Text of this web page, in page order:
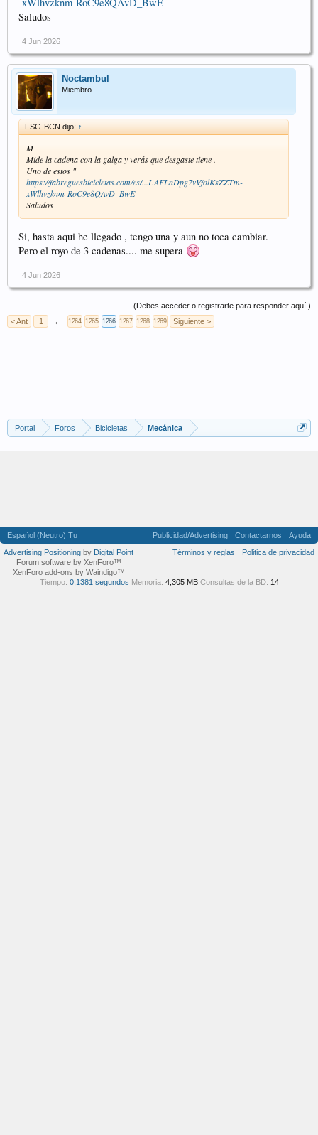
Saludos
4 Jun 2026
Noctambul
Miembro
FSG-BCN dijo: ↑
M
Mide la cadena con la galga y verás que desgaste tiene .
Uno de estos "
https://fabreguesbicicletas.com/es/...LAFLnDpg7vVfolKsZZTm-
xWlhvzknm-RoC9e8QAvD_BwE
Saludos
Si, hasta aqui he llegado , tengo una y aun no toca cambiar.
Pero el royo de 3 cadenas.... me supera
4 Jun 2026
(Debes acceder o registrarte para responder aquí.)
< Ant
1 ← 1264 1265 1266 1267 1268 1269 Siguiente >
Portal Foros Bicicletas Mecánica
Español (Neutro) Tu Publicidad/Advertising Contactarnos
Ayuda
Términos y reglas
Politica de privacidad
Advertising Positioning by Digital Point
Forum software by XenForo™
XenForo add-ons by Waindigo™
Tiempo: 0,1381 segundos Memoria: 4,305 MB Consultas de la BD: 14